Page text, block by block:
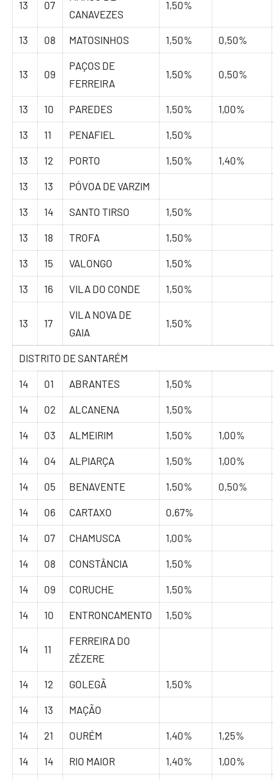
13 07
CANAVEZES
1,50%
13 08 MATOSINHOS 1,50% 0,50%
13 09
PAÇOS DE
FERREIRA
1,50% 0,50%
13 10 PAREDES 1,50% 1,00%
13 11 PENAFIEL 1,50%
13 12 PORTO 1,50% 1,40%
13 13 PÓVOA DE VARZIM
13 14 SANTO TIRSO 1,50%
13 18 TROFA 1,50%
13 15 VALONGO 1,50%
13 16 VILA DO CONDE 1,50%
13 17
VILA NOVA DE
GAIA
1,50%
DISTRITO DE SANTARÉM
14 01 ABRANTES 1,50%
14 02 ALCANENA 1,50%
14 03 ALMEIRIM 1,50% 1,00%
14 04 ALPIARÇA 1,50% 1,00%
14 05 BENAVENTE 1,50% 0,50%
14 06 CARTAXO 0,67%
14 07 CHAMUSCA 1,00%
14 08 CONSTÂNCIA 1,50%
14 09 CORUCHE 1,50%
14 10 ENTRONCAMENTO 1,50%
14 11
FERREIRA DO
ZÊZERE
14 12 GOLEGÃ 1,50%
14 13 MAÇÃO
14 21 OURÉM 1,40% 1,25%
14 14 RIO MAIOR 1,40% 1,00%